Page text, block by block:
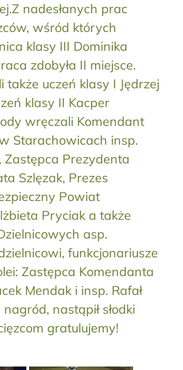
nadesłanych prac
wśród których
klasy III Dominika
zdobyła II miejsce.
także uczeń klasy I Jędrzej
klasy II Kacper
wręczali Komendant
Starachowicach insp.
Zastępca Prezydenta
Szlęzak, Prezes
Powiat
Pryciak a także
asp.
funkcjonariusze
Zastępca Komendanta
Mendak i insp. Rafał
nastąpił słodki
gratulujemy!